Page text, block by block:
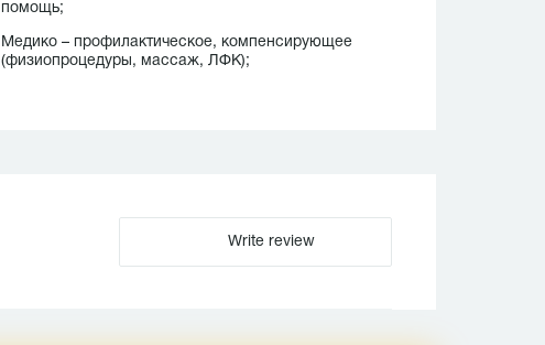
помощь;
Медико – профилактическое, компенсирующее
(физиопроцедуры, массаж, ЛФК);
Write review